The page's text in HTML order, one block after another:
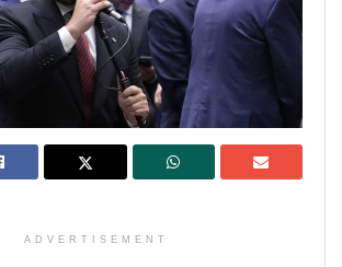
ADVERTISEMENT